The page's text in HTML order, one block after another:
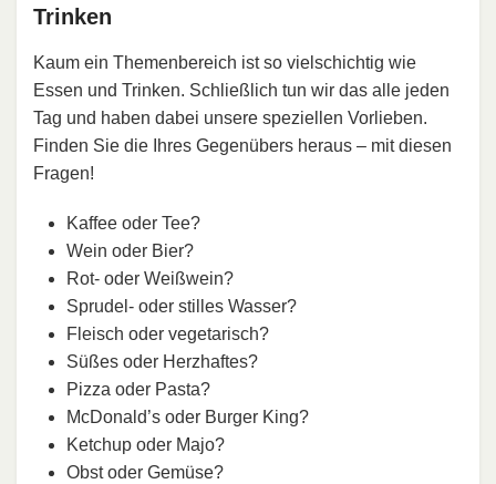
Trinken
Kaum ein Themenbereich ist so vielschichtig wie
Essen und Trinken. Schließlich tun wir das alle jeden
Tag und haben dabei unsere speziellen Vorlieben.
Finden Sie die Ihres Gegenübers heraus – mit diesen
Fragen!
Kaffee oder Tee?
Wein oder Bier?
Rot- oder Weißwein?
Sprudel- oder stilles Wasser?
Fleisch oder vegetarisch?
Süßes oder Herzhaftes?
Pizza oder Pasta?
McDonald’s oder Burger King?
Ketchup oder Majo?
Obst oder Gemüse?